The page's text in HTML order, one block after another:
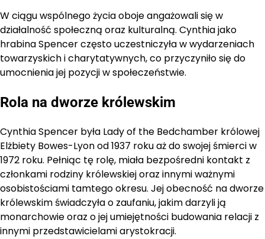
W ciągu wspólnego życia oboje angażowali się w
działalność społeczną oraz kulturalną. Cynthia jako
hrabina Spencer często uczestniczyła w wydarzeniach
towarzyskich i charytatywnych, co przyczyniło się do
umocnienia jej pozycji w społeczeństwie.
Rola na dworze królewskim
Cynthia Spencer była Lady of the Bedchamber królowej
Elżbiety Bowes-Lyon od 1937 roku aż do swojej śmierci w
1972 roku. Pełniąc tę rolę, miała bezpośredni kontakt z
członkami rodziny królewskiej oraz innymi ważnymi
osobistościami tamtego okresu. Jej obecność na dworze
królewskim świadczyła o zaufaniu, jakim darzyli ją
monarchowie oraz o jej umiejętności budowania relacji z
innymi przedstawicielami arystokracji.